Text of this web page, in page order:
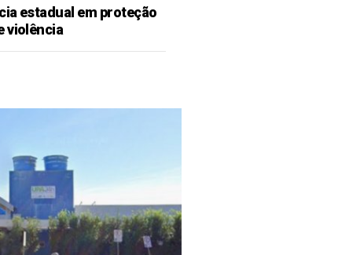
estadual em proteção
violência